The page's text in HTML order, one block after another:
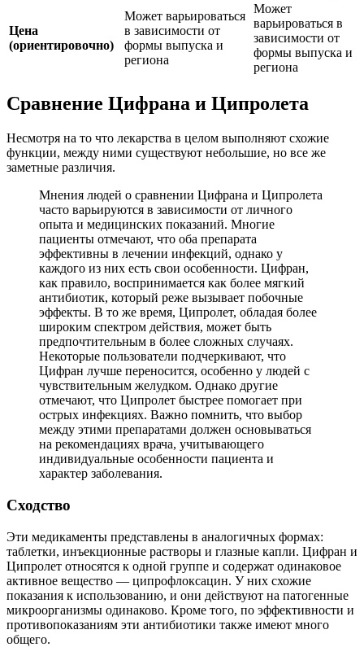
Цена
(ориентировочно)
Может варьироваться
в зависимости от
формы выпуска и
региона
Может
варьироваться в
зависимости от
формы выпуска и
региона
Сравнение Цифрана и Ципролета
Несмотря на то что лекарства в целом выполняют схожие
функции, между ними существуют небольшие, но все же
заметные различия.
Мнения людей о сравнении Цифрана и Ципролета
часто варьируются в зависимости от личного
опыта и медицинских показаний. Многие
пациенты отмечают, что оба препарата
эффективны в лечении инфекций, однако у
каждого из них есть свои особенности. Цифран,
как правило, воспринимается как более мягкий
антибиотик, который реже вызывает побочные
эффекты. В то же время, Ципролет, обладая более
широким спектром действия, может быть
предпочтительным в более сложных случаях.
Некоторые пользователи подчеркивают, что
Цифран лучше переносится, особенно у людей с
чувствительным желудком. Однако другие
отмечают, что Ципролет быстрее помогает при
острых инфекциях. Важно помнить, что выбор
между этими препаратами должен основываться
на рекомендациях врача, учитывающего
индивидуальные особенности пациента и
характер заболевания.
Сходство
Эти медикаменты представлены в аналогичных формах:
таблетки, инъекционные растворы и глазные капли. Цифран и
Ципролет относятся к одной группе и содержат одинаковое
активное вещество — ципрофлоксацин. У них схожие
показания к использованию, и они действуют на патогенные
микроорганизмы одинаково. Кроме того, по эффективности и
противопоказаниям эти антибиотики также имеют много
общего.